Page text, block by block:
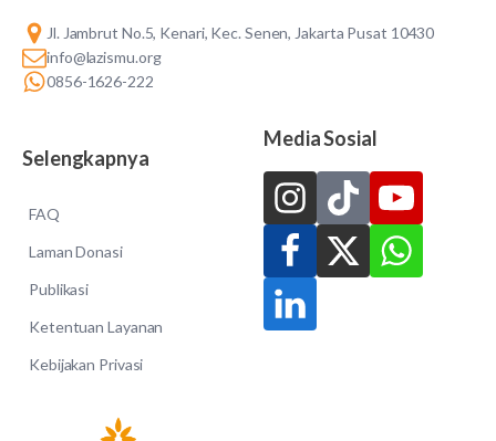
Jl. Jambrut No.5, Kenari, Kec. Senen, Jakarta Pusat 10430
info@lazismu.org
0856-1626-222
Selengkapnya
FAQ
Laman Donasi
Publikasi
Ketentuan Layanan
Kebijakan Privasi
Media Sosial